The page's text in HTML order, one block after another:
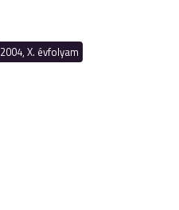
2004, X. évfolyam